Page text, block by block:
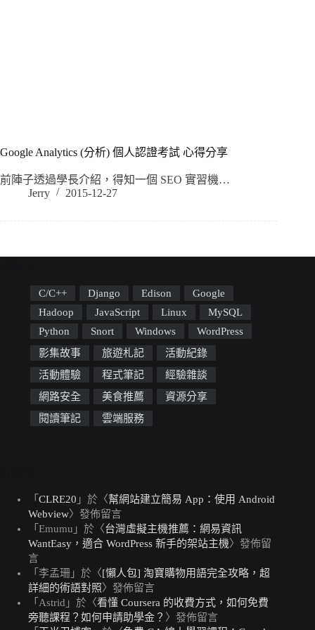
Google Analytics (分析) 個人認證考試 心得分享
前陣子透過學長介紹，得知一個 SEO 實習機…
Jerry
2015-12-27
C/C++ Django Edison
Google
Hadoop
JavaScript Linux
MySQL
Python
Snort Windows
WordPress
影集故事
旅遊札記
活動紀錄
活動體驗
程式筆記
經驗雜談
網路安全
美食推薦
資源分享
閱讀筆記
雲端服務
「 CLRE20 」於〈幫網站建立簡易 App：使用 Android
Webview〉發佈留言
「 Emumu 」於〈台灣虛擬主機推薦：網易資訊
WantEasy，適合 WordPress 新手的架站主機〉發佈留
言
「 李孟珊 」於〈[懶人包] 淘寶購物用語完全攻略，超
詳細的術語對照〉發佈留言
「 Astrid 」於〈看懂 Coursera 的收費方式，如何免費
旁聽課程？如何申請助學金？ 〉發佈留言